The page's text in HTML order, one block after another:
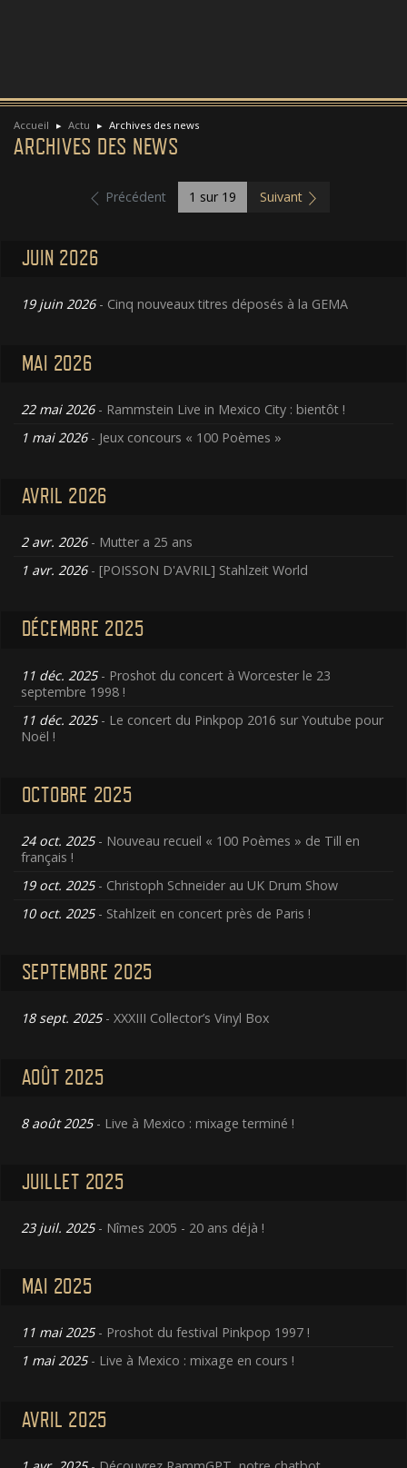
Accueil Actu Archives des news
ARCHIVES DES NEWS
Précédent 1 sur 19 Suivant
JUIN 2026
19 juin 2026- Cinq nouveaux titres déposés à la GEMA
MAI 2026
22 mai 2026- Rammstein Live in Mexico City : bientôt !
1 mai 2026- Jeux concours « 100 Poèmes »
AVRIL 2026
2 avr. 2026- Mutter a 25 ans
1 avr. 2026- [POISSON D'AVRIL] Stahlzeit World
DÉCEMBRE 2025
11 déc. 2025- Proshot du concert à Worcester le 23
septembre 1998 !
11 déc. 2025- Le concert du Pinkpop 2016 sur Youtube pour
Noël !
OCTOBRE 2025
24 oct. 2025- Nouveau recueil « 100 Poèmes » de Till en
français !
19 oct. 2025- Christoph Schneider au UK Drum Show
10 oct. 2025- Stahlzeit en concert près de Paris !
SEPTEMBRE 2025
18 sept. 2025- XXXIII Collector’s Vinyl Box
AOÛT 2025
8 août 2025- Live à Mexico : mixage terminé !
JUILLET 2025
23 juil. 2025- Nîmes 2005 - 20 ans déjà !
MAI 2025
11 mai 2025- Proshot du festival Pinkpop 1997 !
1 mai 2025- Live à Mexico : mixage en cours !
AVRIL 2025